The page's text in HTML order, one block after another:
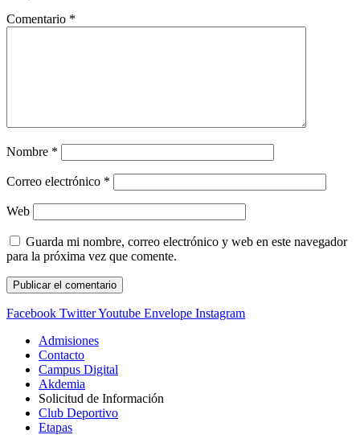
Comentario *
Nombre *
Correo electrónico *
Web
Guarda mi nombre, correo electrónico y web en este navegador
para la próxima vez que comente.
Facebook TwitterYoutube Envelope Instagram
Admisiones
Contacto
Campus Digital
Akdemia
Solicitud de Información
Club Deportivo
Etapas